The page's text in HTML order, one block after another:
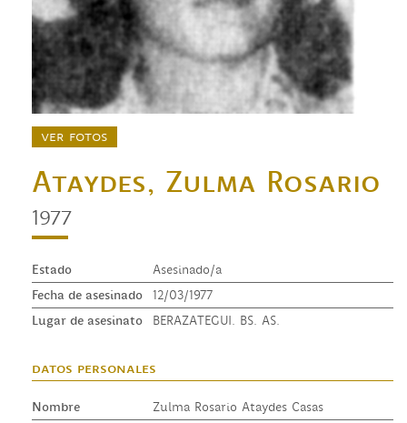
ver fotos
Ataydes, Zulma Rosario
1977
Estado
Asesinado/a
Fecha de asesinado
12/03/1977
Lugar de asesinato
BERAZATEGUI. BS. AS.
datos personales
Nombre
Zulma Rosario Ataydes Casas